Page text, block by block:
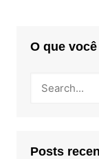
O que
Posts